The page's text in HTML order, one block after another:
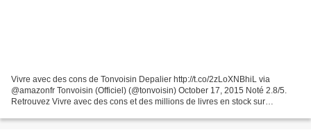
Vivre avec des cons de Tonvoisin Depalier http://t.co/2zLoXNBhiL via
@amazonfr Tonvoisin (Officiel) (@tonvoisin) October 17, 2015 Noté 2.8/5.
Retrouvez Vivre avec des cons et des millions de livres en stock sur